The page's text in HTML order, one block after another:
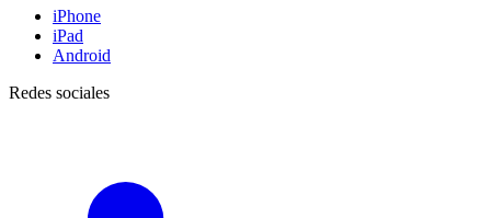
iPhone
iPad
Android
Redes sociales